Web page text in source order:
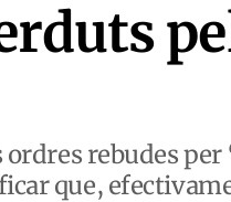
rebudes per
que,